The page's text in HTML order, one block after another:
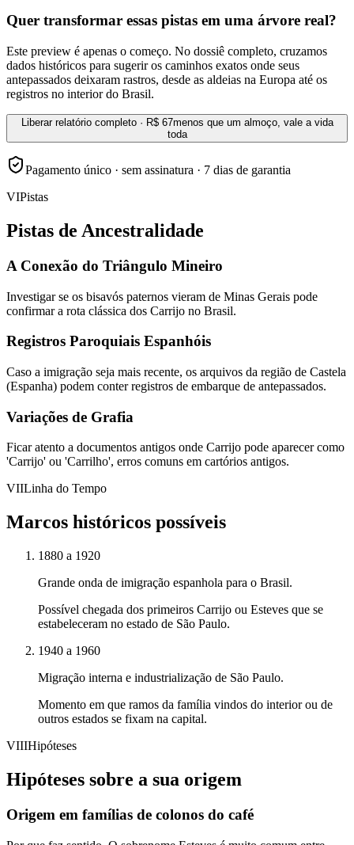
Quer transformar essas pistas em uma árvore real?
Este preview é apenas o começo. No dossiê completo, cruzamos
dados históricos para sugerir os caminhos exatos onde seus
antepassados deixaram rastros, desde as aldeias na Europa até os
registros no interior do Brasil.
Liberar relatório completo · R$ 67menos que um almoço, vale a vida
toda
Pagamento único · sem assinatura · 7 dias de garantia
VIPistas
Pistas de Ancestralidade
A Conexão do Triângulo Mineiro
Investigar se os bisavós paternos vieram de Minas Gerais pode
confirmar a rota clássica dos Carrijo no Brasil.
Registros Paroquiais Espanhóis
Caso a imigração seja mais recente, os arquivos da região de Castela
(Espanha) podem conter registros de embarque de antepassados.
Variações de Grafia
Ficar atento a documentos antigos onde Carrijo pode aparecer como
'Carrijo' ou 'Carrilho', erros comuns em cartórios antigos.
VIILinha do Tempo
Marcos históricos possíveis
1880 a 1920
Grande onda de imigração espanhola para o Brasil.
Possível chegada dos primeiros Carrijo ou Esteves que se
estabeleceram no estado de São Paulo.
1940 a 1960
Migração interna e industrialização de São Paulo.
Momento em que ramos da família vindos do interior ou de
outros estados se fixam na capital.
VIIIHipóteses
Hipóteses sobre a sua origem
Origem em famílias de colonos do café